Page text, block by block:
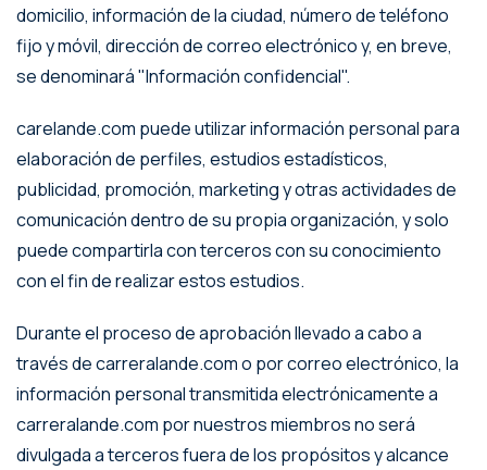
domicilio, información de la ciudad, número de teléfono
fijo y móvil, dirección de correo electrónico y, en breve,
se denominará "Información confidencial".
carelande.com puede utilizar información personal para
elaboración de perfiles, estudios estadísticos,
publicidad, promoción, marketing y otras actividades de
comunicación dentro de su propia organización, y solo
puede compartirla con terceros con su conocimiento
con el fin de realizar estos estudios.
Durante el proceso de aprobación llevado a cabo a
través de carreralande.com o por correo electrónico, la
información personal transmitida electrónicamente a
carreralande.com por nuestros miembros no será
divulgada a terceros fuera de los propósitos y alcance